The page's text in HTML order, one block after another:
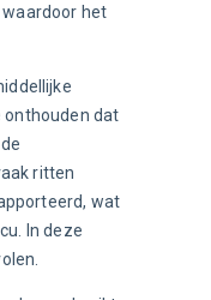
het
onthouden dat
ritten
wat
In deze